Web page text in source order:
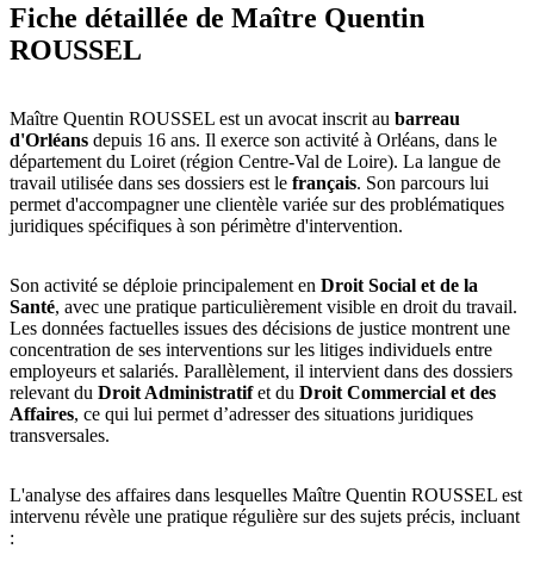
Fiche détaillée de Maître Quentin
ROUSSEL
Maître Quentin ROUSSEL est un avocat inscrit au barreau
d'Orléans depuis 16 ans. Il exerce son activité à Orléans, dans le
département du Loiret (région Centre-Val de Loire). La langue de
travail utilisée dans ses dossiers est le français. Son parcours lui
permet d'accompagner une clientèle variée sur des problématiques
juridiques spécifiques à son périmètre d'intervention.
Son activité se déploie principalement en Droit Social et de la
Santé, avec une pratique particulièrement visible en droit du travail.
Les données factuelles issues des décisions de justice montrent une
concentration de ses interventions sur les litiges individuels entre
employeurs et salariés. Parallèlement, il intervient dans des dossiers
relevant du Droit Administratifet du Droit Commercial et des
Affaires, ce qui lui permet d’adresser des situations juridiques
transversales.
L'analyse des affaires dans lesquelles Maître Quentin ROUSSEL est
intervenu révèle une pratique régulière sur des sujets précis, incluant
: